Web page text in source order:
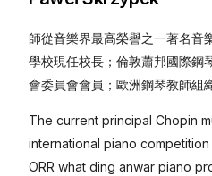
師從音樂界最高榮譽之一著名音
學校現任校長；倫敦蕭邦國際鋼
會委員會會員；歐洲鋼琴教師組
The current principal Chopin
international piano
ORR what ding anwar piano